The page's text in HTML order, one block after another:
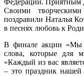
Федерации. Приятным
Своими
поздравили Наталья
в песнях любовь к
В финале акции «Мы
слова, которые для
«Каждый из вас
– это праздник нашей